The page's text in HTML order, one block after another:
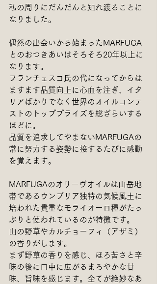
私の周りにだんだんと知れ渡ることに
なりました。
偶然の出会いから始まったMARFUGA
とのおつきあいはそろそろ20年以上に
なります。
フランチェスコ氏の代になってからは
ますます品質向上に心血を注ぎ、イタ
リアばかりでなく世界のオイルコンテ
ストのトッププライズを総ざらいする
ほどに。
品質を追求してやまないMARFUGAの
常に努力する姿勢に接するたびに感動
を覚えます。
MARFUGAのオリーヴオイルは山岳地
帯であるウンブリア独特の気候風土に
培われた貴重なモライオーロ種がたっ
ぷりと使われているのが特徴です。
山の野草やカルチョーフィ（アザミ）
の香りがします。
まず野草の香りを感じ、ほろ苦さと辛
味の後に口中に広がるまろやかな甘
味、旨味を感じます。全てが絶妙なあ